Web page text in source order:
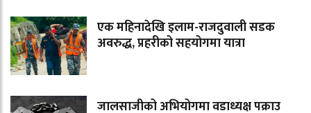
एक महिनादेखि इलाम-राजदुवाली सडक
अवरुद्ध, प्रहरीको सहयोगमा यात्रा
जालसाजीको अभियोगमा वडाध्यक्ष पक्राउ